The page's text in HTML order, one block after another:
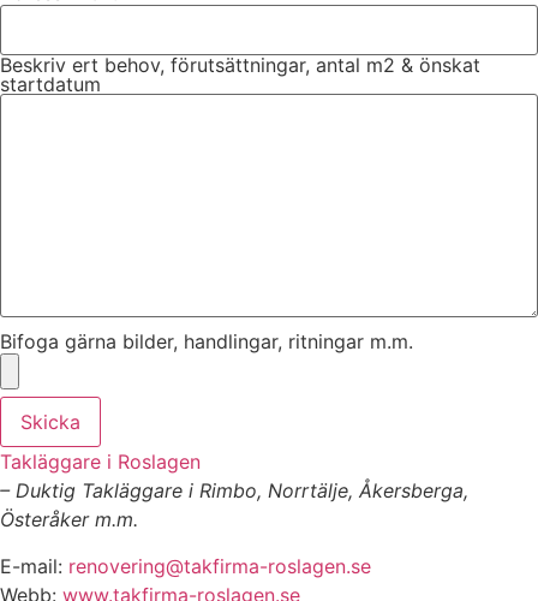
Beskriv ert behov, förutsättningar, antal m2 & önskat
startdatum
Bifoga gärna bilder, handlingar, ritningar m.m.
Skicka
Takläggare i Roslagen
– Duktig Takläggare i Rimbo, Norrtälje, Åkersberga,
Österåker m.m.
E-mail: renovering@takfirma-roslagen.se
Webb: www.takfirma-roslagen.se